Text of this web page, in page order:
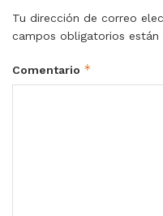
Tu dirección de correo
campos obligatorios están
Comentario *